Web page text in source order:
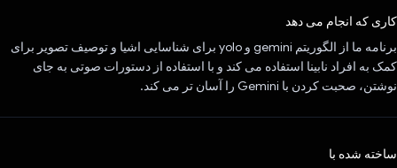
کاری که انجام می دهد
برنامه ما از الگوریتم gemini و yolo برای شناسایی اشیا و توصیف تصویر برای
کمک به افراد نابینا استفاده می کند و با استفاده از دستورات صوتی به جای
نوشتن، صحبت کردن با Gemini را آسان تر می کند.
ساخته شده با